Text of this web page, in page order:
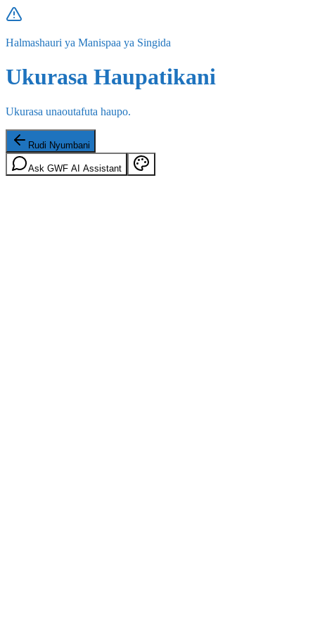
Halmashauri ya Manispaa ya Singida
Ukurasa Haupatikani
Ukurasa unaoutafuta haupo.
Rudi Nyumbani
Ask GWF AI Assistant